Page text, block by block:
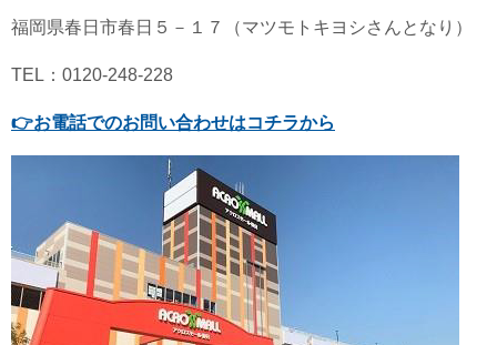
福岡県春日市春日５－１７（マツモトキヨシさんとなり）
TEL：0120-248-228
👉お電話でのお問い合わせはコチラから